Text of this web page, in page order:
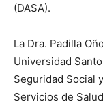
(DASA).
La Dra. Padilla
Universidad
Seguridad Social
Servicios de